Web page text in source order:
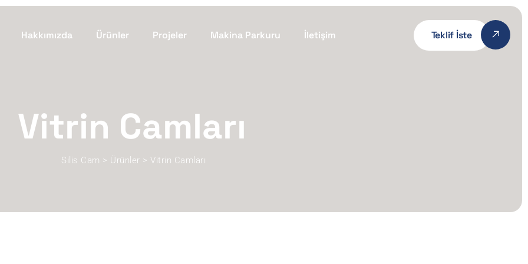
Hakkımızda Ürünler Projeler Makina Parkuru İletişim Teklif İste
Vitrin Camları
Silis Cam > Ürünler > Vitrin Camları